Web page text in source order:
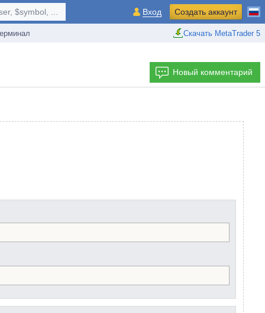
Скачать MetaTrader 5
$symbol, ... Вход Создать аккаунт
Новый комментарий